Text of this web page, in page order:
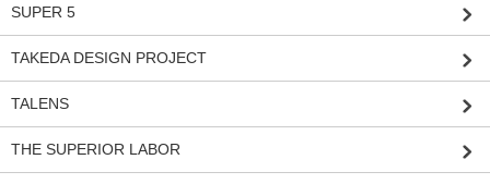
SUPER 5
TAKEDA DESIGN PROJECT
TALENS
THE SUPERIOR LABOR